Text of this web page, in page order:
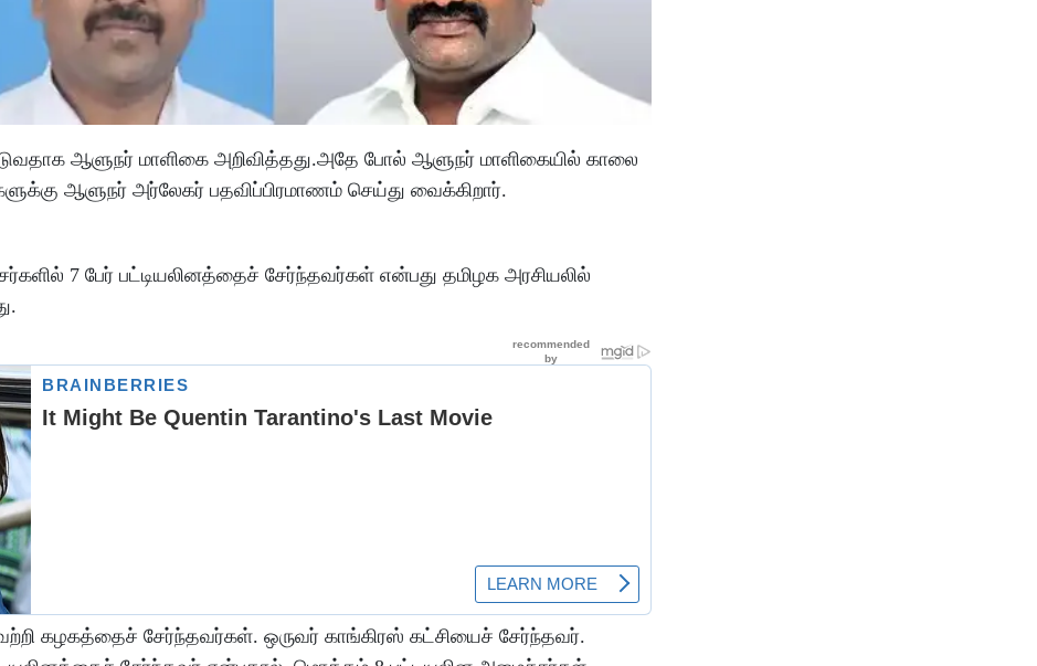
ஆளுநர் மாளிகை அறிவித்தது.அதே போல் ஆளுநர் மாளிகையில் காலை
ஆளுநர் அர்லேகர் பதவிப்பிரமாணம் செய்து வைக்கிறார்.
7 பேர் பட்டியலினத்தைச் சேர்ந்தவர்கள் என்பது தமிழக அரசியலில்
கழகத்தைச் சேர்ந்தவர்கள். ஒருவர் காங்கிரஸ் கட்சியைச் சேர்ந்தவர்.